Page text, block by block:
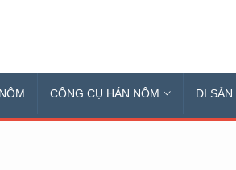
CÔNG CỤ HÁN NÔM DI SẢN